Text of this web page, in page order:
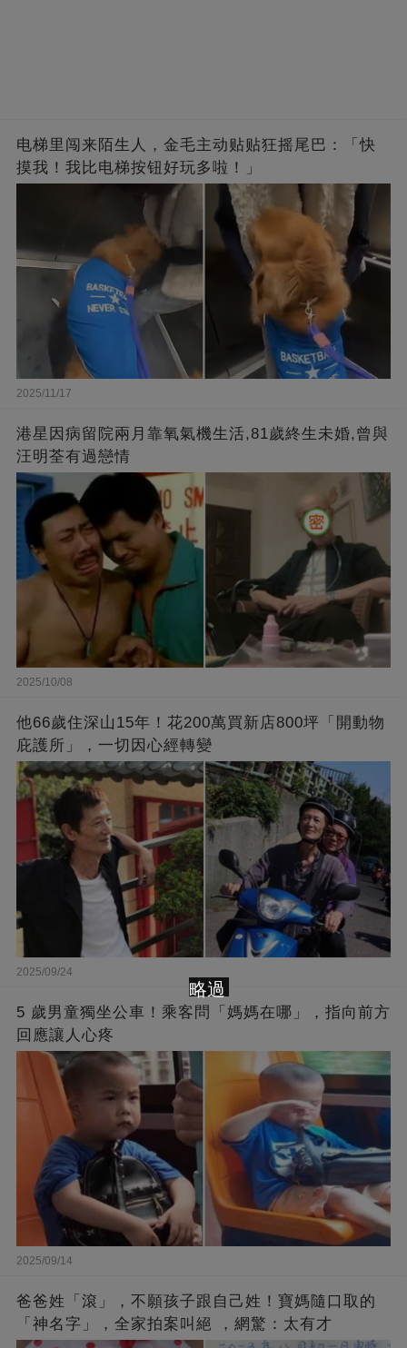
电梯里闯来陌生人，金毛主动贴贴狂摇尾巴：「快
摸我！我比电梯按钮好玩多啦！」
2025/11/17
港星因病留院兩月靠氧氣機生活,81歲終生未婚,曾與
汪明荃有過戀情
2025/10/08
他66歲住深山15年！花200萬買新店800坪「開動物
庇護所」，一切因心經轉變
2025/09/24
5 歲男童獨坐公車！乘客問「媽媽在哪」，指向前方
回應讓人心疼
2025/09/14
爸爸姓「滾」，不願孩子跟自己姓！寶媽隨口取的
「神名字」，全家拍案叫絕 ，網驚：太有才
略過